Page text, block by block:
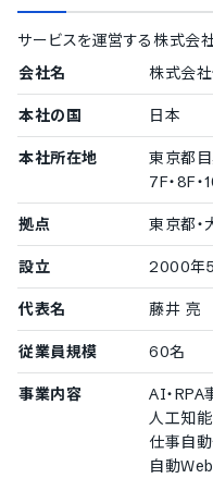
サービスを運営する株式会社
会社名
株式会社
本社の国 日本
本社所在地
東京都
7F・8F・
拠点 東京都・
設立 2000年
代表名 藤井 亮
従業員規模 60名
事業内容
AI・RPA
人工知能
仕事自動
自動Web